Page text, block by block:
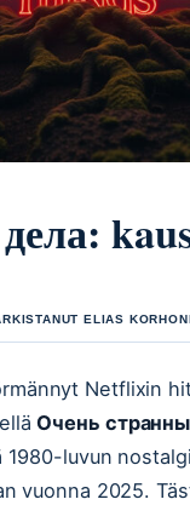
ELIAS
Netflixin
Очень
luvun
vuonna 2025.